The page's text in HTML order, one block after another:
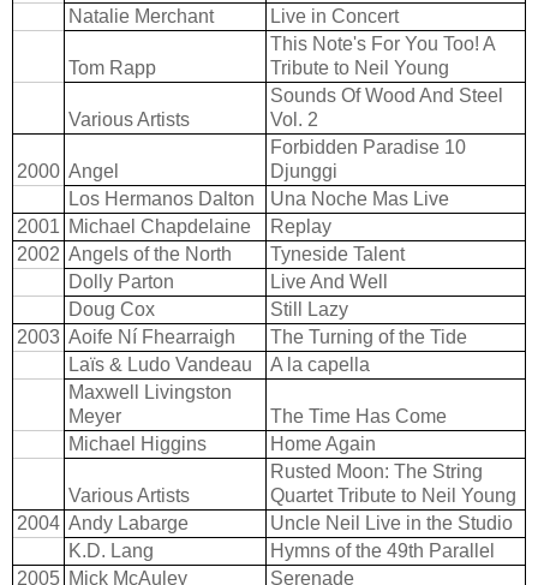
Natalie Merchant
Live in Concert
Tom Rapp
This Note's For You Too! A
Tribute to Neil Young
Various Artists
Sounds Of Wood And Steel
Vol. 2
2000 Angel
Forbidden Paradise 10
Djunggi
Los Hermanos Dalton
Una Noche Mas Live
2001 Michael Chapdelaine
Replay
2002 Angels of the North
Tyneside Talent
Dolly Parton
Live And Well
Doug Cox
Still Lazy
2003 Aoife Ní Fhearraigh
The Turning of the Tide
Laïs & Ludo Vandeau
A la capella
Maxwell Livingston
Meyer
The Time Has Come
Michael Higgins
Home Again
Various Artists
Rusted Moon: The String
Quartet Tribute to Neil Young
2004 Andy Labarge
Uncle Neil Live in the Studio
K.D. Lang
Hymns of the 49th Parallel
2005 Mick McAuley Serenade